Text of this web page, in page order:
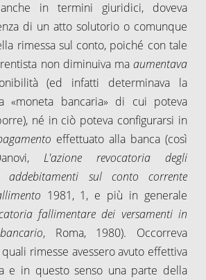
in termini giuridici, doveva
di un atto solutorio o comunque
rimessa sul conto, poiché con tale
non diminuiva ma aumentava
(ed infatti determinava la
«moneta bancaria» di cui poteva
né in ciò poteva configurarsi in
effettuato alla banca (così
L'azione revocatoria degli
addebitamenti sul conto corrente
1981, 1, e più in generale
fallimentare dei versamenti in
, Roma, 1980). Occorreva
rimesse avessero avuto effettiva
e in questo senso una parte della